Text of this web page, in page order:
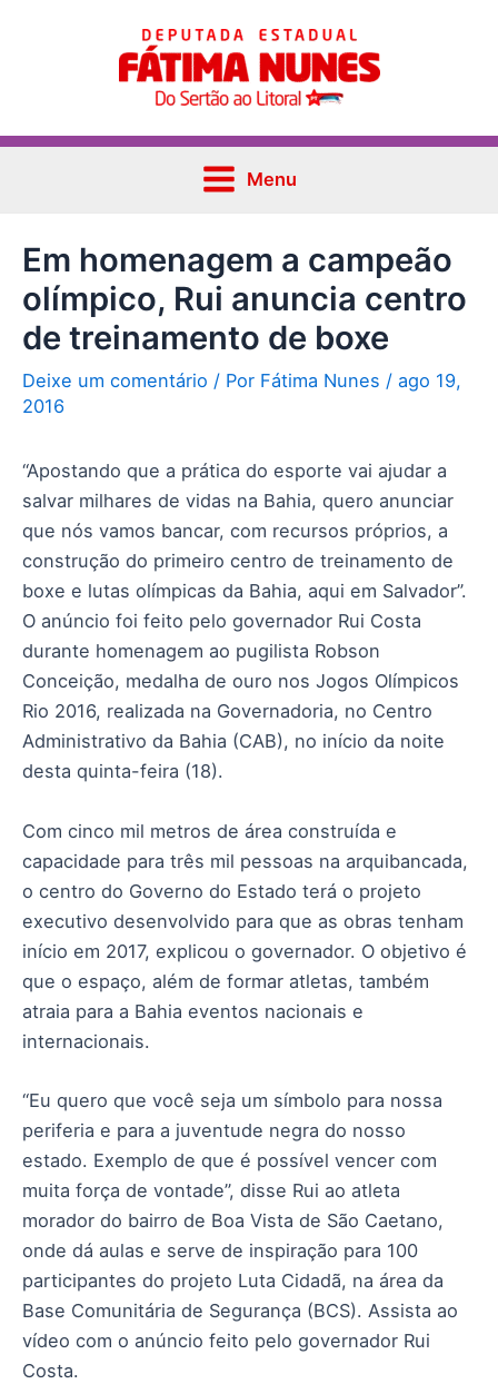
Main
Menu
Menu
Em homenagem a campeão
olímpico, Rui anuncia centro
de treinamento de boxe
Deixe um comentário / Por Fátima Nunes / ago 19,
2016
“Apostando que a prática do esporte vai ajudar a
salvar milhares de vidas na Bahia, quero anunciar
que nós vamos bancar, com recursos próprios, a
construção do primeiro centro de treinamento de
boxe e lutas olímpicas da Bahia, aqui em Salvador”.
O anúncio foi feito pelo governador Rui Costa
durante homenagem ao pugilista Robson
Conceição, medalha de ouro nos Jogos Olímpicos
Rio 2016, realizada na Governadoria, no Centro
Administrativo da Bahia (CAB), no início da noite
desta quinta-feira (18).
Com cinco mil metros de área construída e
capacidade para três mil pessoas na arquibancada,
o centro do Governo do Estado terá o projeto
executivo desenvolvido para que as obras tenham
início em 2017, explicou o governador. O objetivo é
que o espaço, além de formar atletas, também
atraia para a Bahia eventos nacionais e
internacionais.
“Eu quero que você seja um símbolo para nossa
periferia e para a juventude negra do nosso
estado. Exemplo de que é possível vencer com
muita força de vontade”, disse Rui ao atleta
morador do bairro de Boa Vista de São Caetano,
onde dá aulas e serve de inspiração para 100
participantes do projeto Luta Cidadã, na área da
Base Comunitária de Segurança (BCS). Assista ao
vídeo com o anúncio feito pelo governador Rui
Costa.